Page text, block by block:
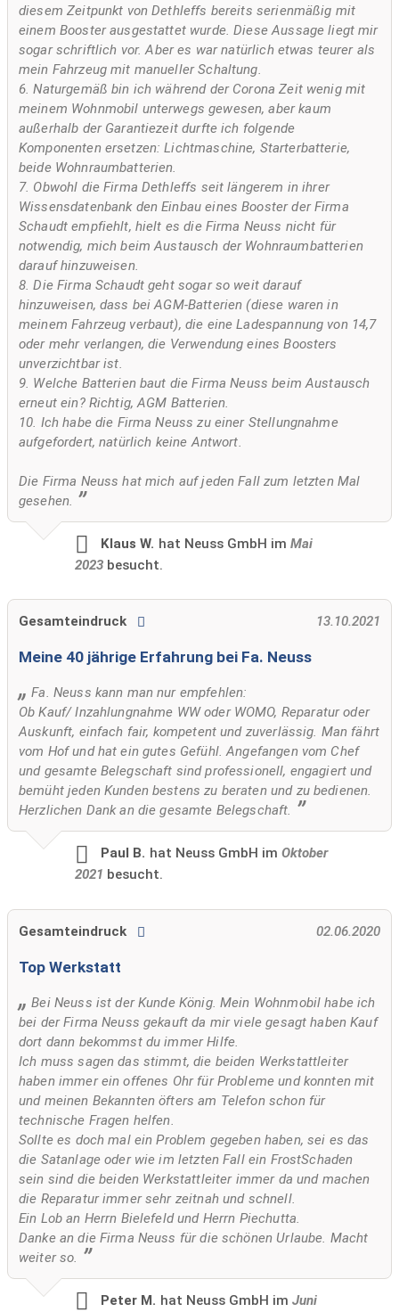
diesem Zeitpunkt von Dethleffs bereits serienmäßig mit
einem Booster ausgestattet wurde. Diese Aussage liegt mir
sogar schriftlich vor. Aber es war natürlich etwas teurer als
mein Fahrzeug mit manueller Schaltung.
6. Naturgemäß bin ich während der Corona Zeit wenig mit
meinem Wohnmobil unterwegs gewesen, aber kaum
außerhalb der Garantiezeit durfte ich folgende
Komponenten ersetzen: Lichtmaschine, Starterbatterie,
beide Wohnraumbatterien.
7. Obwohl die Firma Dethleffs seit längerem in ihrer
Wissensdatenbank den Einbau eines Booster der Firma
Schaudt empfiehlt, hielt es die Firma Neuss nicht für
notwendig, mich beim Austausch der Wohnraumbatterien
darauf hinzuweisen.
8. Die Firma Schaudt geht sogar so weit darauf
hinzuweisen, dass bei AGM-Batterien (diese waren in
meinem Fahrzeug verbaut), die eine Ladespannung von 14,7
oder mehr verlangen, die Verwendung eines Boosters
unverzichtbar ist.
9. Welche Batterien baut die Firma Neuss beim Austausch
erneut ein? Richtig, AGM Batterien.
10. Ich habe die Firma Neuss zu einer Stellungnahme
aufgefordert, natürlich keine Antwort.
Die Firma Neuss hat mich auf jeden Fall zum letzten Mal
gesehen.
Klaus W. hat Neuss GmbH im Mai
2023 besucht.
Gesamteindruck 13.10.2021
Meine 40 jährige Erfahrung bei Fa. Neuss
Fa. Neuss kann man nur empfehlen:
Ob Kauf/ Inzahlungnahme WW oder WOMO, Reparatur oder
Auskunft, einfach fair, kompetent und zuverlässig. Man fährt
vom Hof und hat ein gutes Gefühl. Angefangen vom Chef
und gesamte Belegschaft sind professionell, engagiert und
bemüht jeden Kunden bestens zu beraten und zu bedienen.
Herzlichen Dank an die gesamte Belegschaft.
Paul B. hat Neuss GmbH im Oktober
2021 besucht.
Gesamteindruck 02.06.2020
Top Werkstatt
Bei Neuss ist der Kunde König. Mein Wohnmobil habe ich
bei der Firma Neuss gekauft da mir viele gesagt haben Kauf
dort dann bekommst du immer Hilfe.
Ich muss sagen das stimmt, die beiden Werkstattleiter
haben immer ein offenes Ohr für Probleme und konnten mit
und meinen Bekannten öfters am Telefon schon für
technische Fragen helfen.
Sollte es doch mal ein Problem gegeben haben, sei es das
die Satanlage oder wie im letzten Fall ein FrostSchaden
sein sind die beiden Werkstattleiter immer da und machen
die Reparatur immer sehr zeitnah und schnell.
Ein Lob an Herrn Bielefeld und Herrn Piechutta.
Danke an die Firma Neuss für die schönen Urlaube. Macht
weiter so.
Peter M. hat Neuss GmbH im Juni